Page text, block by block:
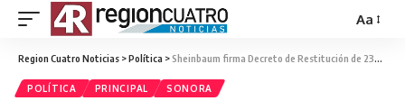
Aa
Region Cuatro Noticias >Política >Sheinbaum firma Decreto de Restitución de 239 ha del Plan de Justicia para el Pueblo Yaqui
POLÍTICA PRINCIPAL SONORA